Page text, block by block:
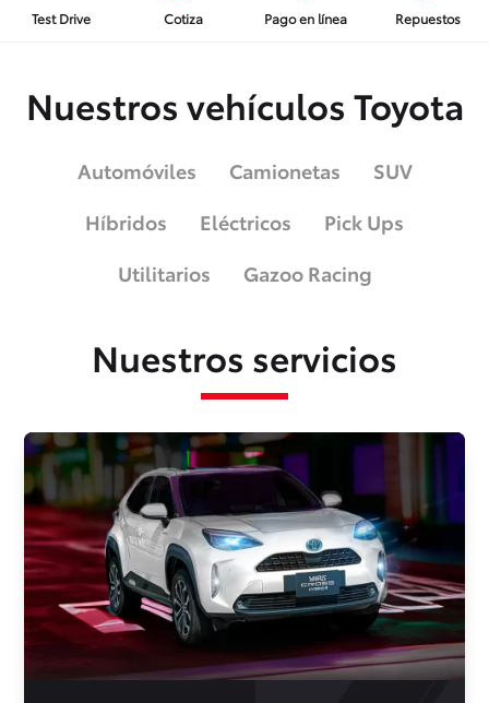
Test Drive Cotiza Pago en línea Repuestos
Nuestros vehículos Toyota
Automóviles Camionetas
SUV
Híbridos
Eléctricos
Pick Ups
Utilitarios
Gazoo Racing
Nuestros servicios